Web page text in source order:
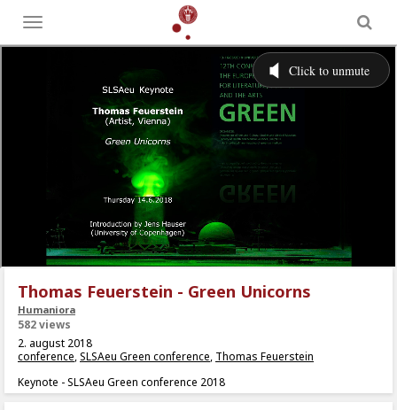
Toggle
menu
Thomas Feuerstein - Green Unicorns
Humaniora
582 views
2. august 2018
conference,SLSAeu Green conference, Thomas Feuerstein
Keynote - SLSAeu Green conference 2018